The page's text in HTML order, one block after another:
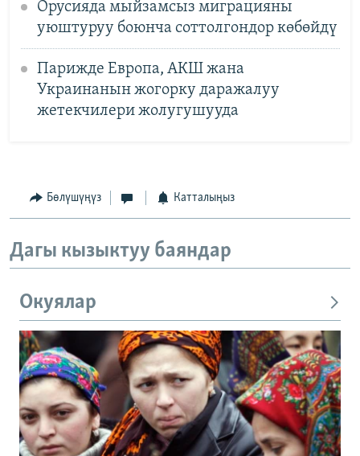
Орусияда мыйзамсыз миграцияны
уюштуруу боюнча соттолгондор көбөйдү
Парижде Европа, АКШ жана
Украинанын жогорку даражалуу
жетекчилери жолугушууда
Бөлүшүңүз Катталыңыз
Дагы кызыктуу баяндар
Окуялар